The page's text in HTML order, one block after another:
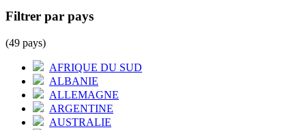
Filtrer par pays
(49 pays)
AFRIQUE DU SUD
ALBANIE
ALLEMAGNE
ARGENTINE
AUSTRALIE